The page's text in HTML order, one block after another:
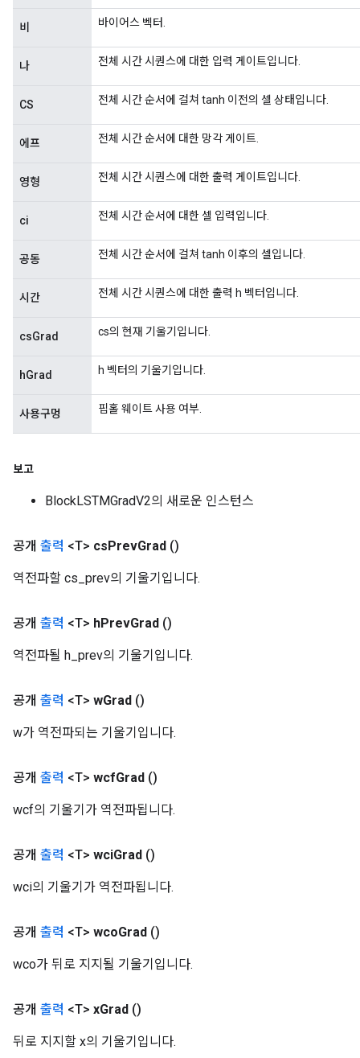
비 바이어스 벡터.
나 전체 시간 시퀀스에 대한 입력 게이트입니다.
CS 전체 시간 순서에 걸쳐 tanh 이전의 셀 상태입니다.
에프 전체 시간 순서에 대한 망각 게이트.
영형 전체 시간 시퀀스에 대한 출력 게이트입니다.
ci 전체 시간 순서에 대한 셀 입력입니다.
공동 전체 시간 순서에 걸쳐 tanh 이후의 셀입니다.
시간 전체 시간 시퀀스에 대한 출력 h 벡터입니다.
csGrad cs의 현재 기울기입니다.
hGrad h 벡터의 기울기입니다.
사용구멍 핍홀 웨이트 사용 여부.
보고
BlockLSTMGradV2의 새로운 인스턴스
공개 출력 <T> csPrevGrad ()
역전파할 cs_prev의 기울기입니다.
공개 출력 <T> hPrevGrad ()
역전파될 h_prev의 기울기입니다.
공개 출력 <T> wGrad ()
w가 역전파되는 기울기입니다.
공개 출력 <T> wcfGrad ()
wcf의 기울기가 역전파됩니다.
공개 출력 <T> wciGrad ()
wci의 기울기가 역전파됩니다.
공개 출력 <T> wcoGrad ()
wco가 뒤로 지지될 기울기입니다.
공개 출력 <T> xGrad ()
뒤로 지지할 x의 기울기입니다.